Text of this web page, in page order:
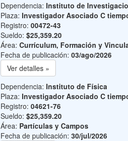
Dependencia: Instituto de
Plaza: Investigador Asociado C
Registro: 00472-43
Sueldo: $25,359.20
Área: Currículum, Formación y
Fecha de publicación: 03/ago/2026
Ver detalles »
Dependencia: Instituto de Física
Plaza: Investigador Asociado C
Registro: 04621-76
Sueldo: $25,359.20
Área: Partículas y Campos
Fecha de publicación: 30/jul/2026